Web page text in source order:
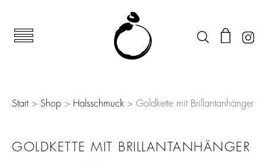
Start> Shop > Halsschmuck > Goldkette mit Brillantanhänger
GOLDKETTE MIT BRILLANTANHÄNGER